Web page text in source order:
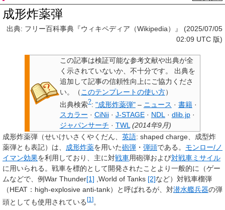
成形炸薬弾
出典: フリー百科事典『ウィキペディア（Wikipedia）』 (2025/07/05
02:09 UTC 版)
この記事は検証可能な参考文献や出典が全
く示されていないか、不十分です。
出典を
追加して記事の信頼性向上にご協力くださ
い。
（ このテンプレートの使い方）
出典検索?: "成形炸薬弾"– ニュース · 書籍 ·
スカラー · CiNii · J-STAGE · NDL · dlib.jp ·
ジャパンサーチ · TWL (2014年9月)
成形炸薬弾 （せいけいさくやくだん、 英語: shaped charge
成型炸
薬弾とも表記）は、 成形炸薬を用いた砲弾 ・ 弾頭である。 モンロー/ノ
イマン効果を利用しており、主に対戦車用砲弾および対戦車ミサイル
に用いられる。戦車を標的として開発されたことより一般的に（ゲー
ムなどで、例War Thunder[1] ,World of Tanks [2]など） 対戦車榴弾
（HEAT ：high-explosive anti-tank）と呼ばれるが、対潜水艦兵器の弾
頭としても使用されている[1 ]。